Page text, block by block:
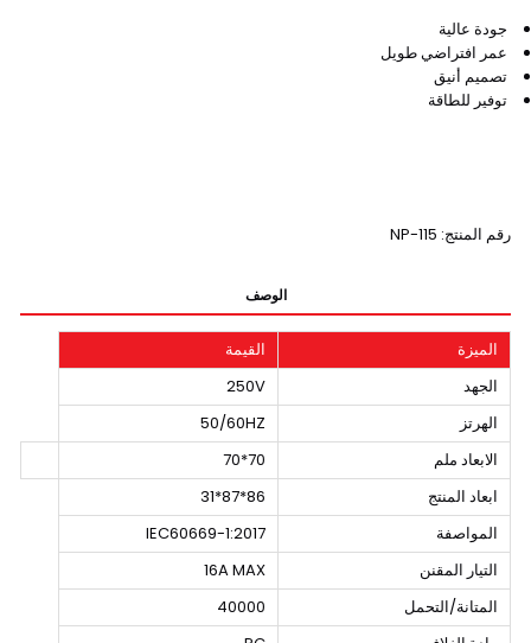
جودة عالية
عمر افتراضي طويل
تصميم أنيق
توفير للطاقة
رقم المنتج: NP-115
الوصف
الميزة
القيمة
الجهد
250V
الهرتز
50/60HZ
الابعاد ملم
70*70
ابعاد المنتج
86*87*31
المواصفة
IEC60669-1:2017
التيار المقنن
16A MAX
المتانة/التحمل
40000